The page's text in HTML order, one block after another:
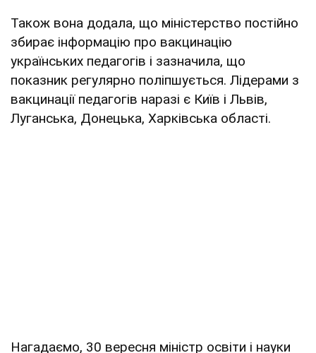
Також вона додала, що міністерство постійно
збирає інформацію про вакцинацію
українських педагогів і зазначила, що
показник регулярно поліпшується. Лідерами з
вакцинації педагогів наразі є Київ і Львів,
Луганська, Донецька, Харківська області.
Нагадаємо, 30 вересня міністр освіти і науки